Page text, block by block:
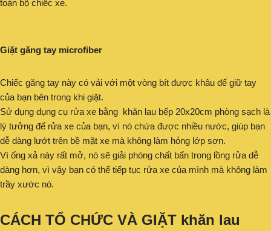
toàn bộ chiếc xe.
Giặt găng tay microfiber
Chiếc găng tay này có vải với một vòng bít được khâu để giữ tay
của bạn bên trong khi giặt.
Sử dụng dụng cụ rửa xe bằng khăn lau bếp 20x20cm phòng sạch là
lý tưởng để rửa xe của bạn, vì nó chứa được nhiều nước, giúp bạn
dễ dàng lướt trên bề mặt xe mà không làm hỏng lớp sơn.
Vì ống xả này rất mở, nó sẽ giải phóng chất bẩn trong lồng rửa dễ
dàng hơn, vì vậy bạn có thể tiếp tục rửa xe của mình mà không làm
trầy xước nó.
CÁCH TỔ CHỨC VÀ GIẶT khăn lau